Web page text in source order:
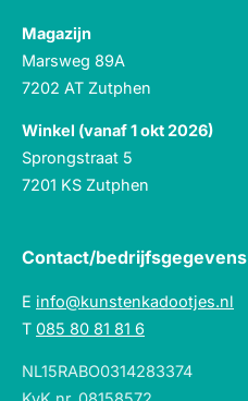
Magazijn
Marsweg 89A
7202 AT Zutphen
Winkel (vanaf 1 okt 2026)
Sprongstraat 5
7201 KS Zutphen
Contact/bedrijfsgegevens
E info@kunstenkadootjes.nl
T 085 80 81 81 6
NL15RABO0314283374